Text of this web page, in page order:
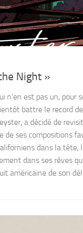
Night »
n’en est pas un, pour
battre le record
a décidé de
de ses compositions
dans la tête,
dans ses rêves
américaine de son